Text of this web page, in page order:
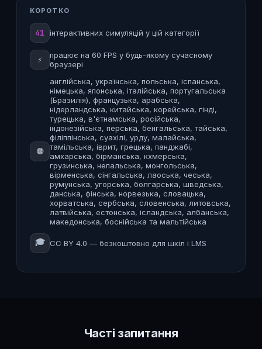
КОРОТКО
41 інтерактивних симуляцій у цій категорії
⚡
працює на 60 FPS у будь-якому сучасному
браузері
🌐
англійська, українська, польська, іспанська,
німецька, японська, італійська, португальська
(Бразилія), французька, арабська,
нідерландська, китайська, корейська, гінді,
турецька, в'єтнамська, російська,
індонезійська, перська, бенгальська, тайська,
філіппінська, суахілі, урду, малайська,
тамільська, іврит, грецька, панджабі,
амхарська, бірманська, кхмерська,
грузинська, непальська, монгольська,
вірменська, сінгальська, лаоська, чеська,
румунська, угорська, болгарська, шведська,
данська, фінська, норвезька, словацька,
хорватська, сербська, словенська, литовська,
латвійська, естонська, ісландська, албанська,
македонська, боснійська та мальтійська
🎓 CC BY 4.0 — безкоштовно для шкіл і LMS
Часті запитання